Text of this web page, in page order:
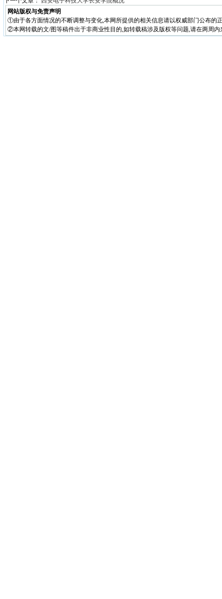
网站版权与免责声明
①由于各方面情况的不断调整与变化,本网所提供的相关信息请以权威部门公布的
②本网转载的文/图等稿件出于非商业性目的,如转载稿涉及版权等问题,请在两周内